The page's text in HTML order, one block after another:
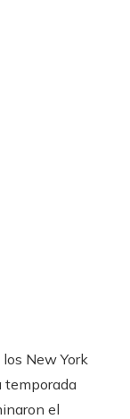
New York
temporada
el